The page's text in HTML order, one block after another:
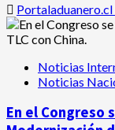
Portaladuanero.cl
Noticias
Noticias
En el Congreso